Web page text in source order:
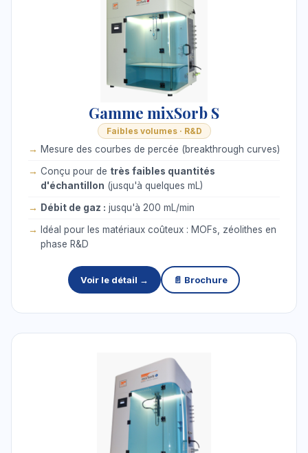
Gamme mixSorb S
Faibles volumes · R&D
Mesure des courbes de percée (breakthrough curves)
Conçu pour de très faibles quantités
d'échantillon (jusqu'à quelques mL)
Débit de gaz : jusqu'à 200 mL/min
Idéal pour les matériaux coûteux : MOFs, zéolithes en
phase R&D
Voir le détail → 📄 Brochure